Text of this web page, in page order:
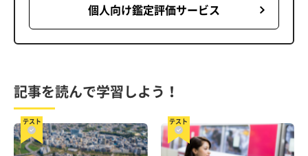
個人向け鑑定評価サービス
記事を読んで学習しよう！
テスト テスト